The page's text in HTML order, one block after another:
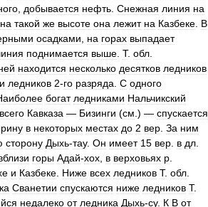
добывается нефть Снежная линия на
на такой же высоте она лежит на Казбеке В
осадками на горах выпадает
поднимается выше Т. обл
находится несколько десятков ледников
ледников 2-го разряда С одного
богат ледниками Нальчикский
всего Кавказа — Бизинги (см .) — спускается
в некоторых местах до 2 вер За ним
сторону Дыхь-тау. Он имеет 15 вер в дл
горы Адай-хох в верховьях р
и Казбеке Ниже всех ледников Т. обл
Сванетии спускаются ниже ледников Т.
недалеко от ледника Дыхь-су. К В от